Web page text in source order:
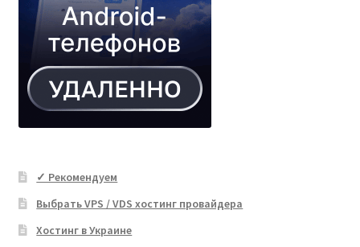
✓ Рекомендуем
Выбрать VPS / VDS хостинг провайдера
Хостинг в Украине